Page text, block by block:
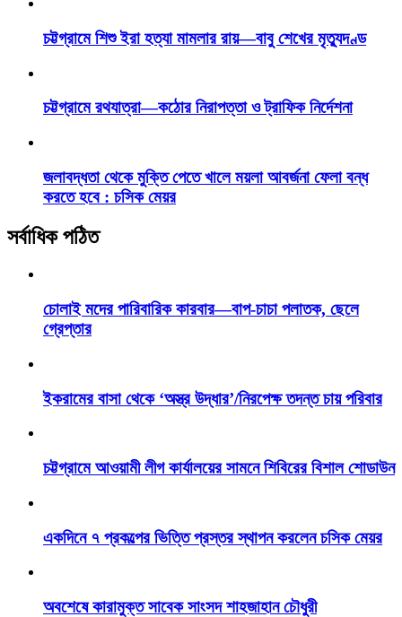
চট্টগ্রামে শিশু ইরা হত্যা মামলার রায়—বাবু শেখের মৃত্যুদণ্ড
চট্টগ্রামে রথযাত্রা—কঠোর নিরাপত্তা ও ট্রাফিক নির্দেশনা
জলাবদ্ধতা থেকে মুক্তি পেতে খালে ময়লা আবর্জনা ফেলা বন্ধ
করতে হবে : চসিক মেয়র
সর্বাধিক পঠিত
চোলাই মদের পারিবারিক কারবার—বাপ-চাচা পলাতক, ছেলে
গ্রেপ্তার
ইকরামের বাসা থেকে ‘অস্ত্র উদ্ধার’/নিরপেক্ষ তদন্ত চায় পরিবার
চট্টগ্রামে আওয়ামী লীগ কার্যালয়ের সামনে শিবিরের বিশাল শোডাউন
একদিনে ৭ প্রকল্পের ভিত্তি প্রস্তর স্থাপন করলেন চসিক মেয়র
অবশেষে কারামুক্ত সাবেক সাংসদ শাহজাহান চৌধুরী